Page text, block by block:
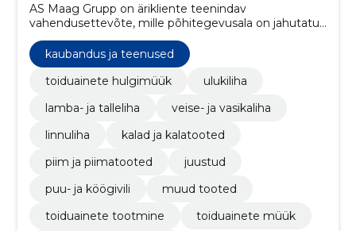
AS Maag Grupp on ärikliente teenindav
vahendusettevõte, mille põhitegevusala on jahutatud
ja külmutatud toiduainete vahendus ja distributsioon.
kaubandus ja teenused
toiduainete hulgimüük
ulukiliha
lamba- ja talleliha
veise- ja vasikaliha
linnuliha
kalad ja kalatooted
piim ja piimatooted
juustud
puu- ja köögivili
muud tooted
toiduainete tootmine
toiduainete müük